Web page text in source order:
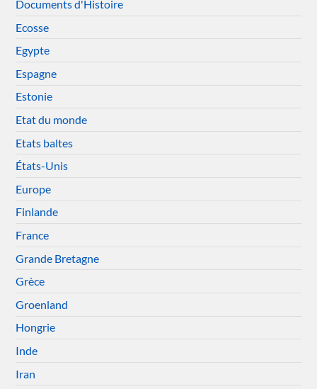
Documents d'Histoire
Ecosse
Egypte
Espagne
Estonie
Etat du monde
Etats baltes
États-Unis
Europe
Finlande
France
Grande Bretagne
Grèce
Groenland
Hongrie
Inde
Iran